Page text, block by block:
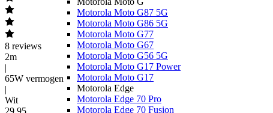
Motorola Moto G87 5G
Motorola Moto G86 5G
Motorola Moto G77
Motorola Moto G67
Motorola Moto G56 5G
Motorola Moto G17 Power
Motorola Moto G17
Motorola Edge
Motorola Edge 70 Pro
Motorola Edge 70 Fusion
8 reviews
2m
|
65W vermogen
|
Wit
29,95